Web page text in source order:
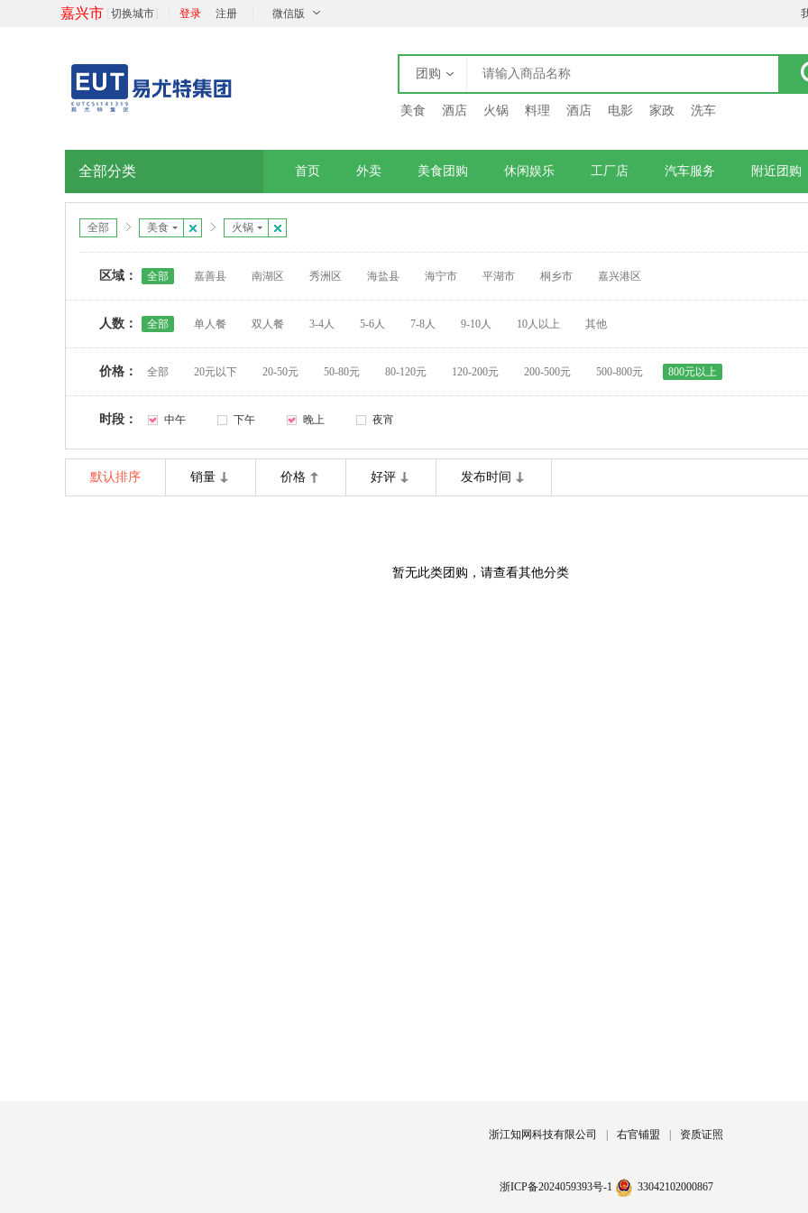
嘉兴市 切换城市 登录 注册 微信版
团购
美食 酒店 火锅 料理 酒店 电影 家政 洗车
全部分类 首页 外卖 美食团购 休闲娱乐 工厂店 汽车服务 附近团购
全部 美食 火锅
区域： 全部 嘉善县 南湖区 秀洲区 海盐县 海宁市 平湖市 桐乡市 嘉兴港区
人数： 全部 单人餐 双人餐 3-4人 5-6人 7-8人 9-10人 10人以上 其他
价格： 全部 20元以下 20-50元 50-80元 80-120元 120-200元 200-500元 500-800元 800元以上
时段： 中午 下午 晚上 夜宵
默认排序 销量 价格 好评 发布时间
暂无此类团购，请查看其他分类
浙江知网科技有限公司 右官铺盟 资质证照
浙ICP备2024059393号-1 33042102000867